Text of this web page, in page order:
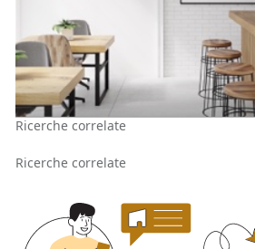
1 4
Ricerche correlate
Ricerche correlate